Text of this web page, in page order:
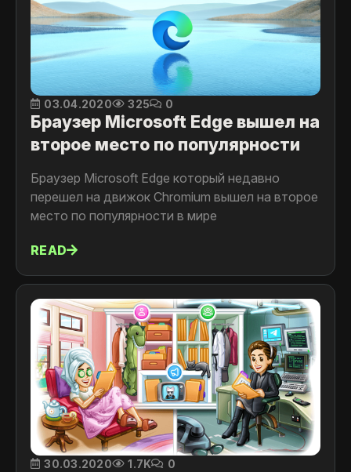
03.04.2020 325 0
Браузер Microsoft Edge вышел на
второе место по популярности
Браузер Microsoft Edge который недавно
перешел на движок Chromium вышел на второе
место по популярности в мире
READ
30.03.2020 1.7K 0